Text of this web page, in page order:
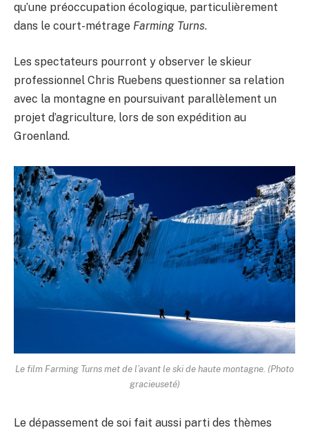
qu’une préoccupation écologique, particulièrement
dans le court-métrage Farming Turns.
Les spectateurs pourront y observer le skieur
professionnel Chris Ruebens questionner sa relation
avec la montagne en poursuivant parallèlement un
projet d’agriculture, lors de son expédition au
Groenland.
Le film Farming Turns met de l’avant le ski de haute montagne. (Photo
gracieuseté)
Le dépassement de soi fait aussi parti des thèmes